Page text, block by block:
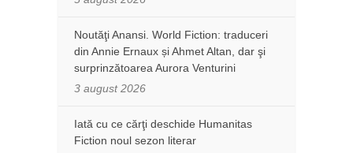
Noutăţi Anansi. World Fiction: traduceri
din Annie Ernaux și Ahmet Altan, dar şi
surprinzătoarea Aurora Venturini
3 august 2026
Iată cu ce cărţi deschide Humanitas
Fiction noul sezon literar